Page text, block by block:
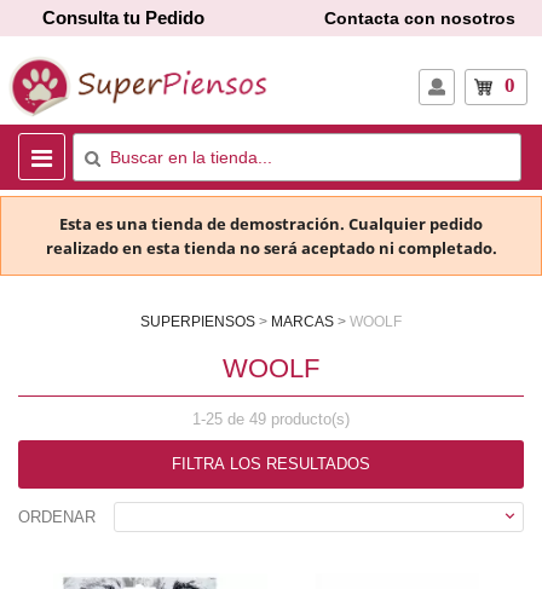
Consulta tu Pedido Contacta con nosotros
0
Esta es una tienda de demostración. Cualquier pedido
realizado en esta tienda no será aceptado ni completado.
SUPERPIENSOS MARCAS WOOLF
WOOLF
1-25 de 49 producto(s)
FILTRA LOS RESULTADOS
ORDENAR 